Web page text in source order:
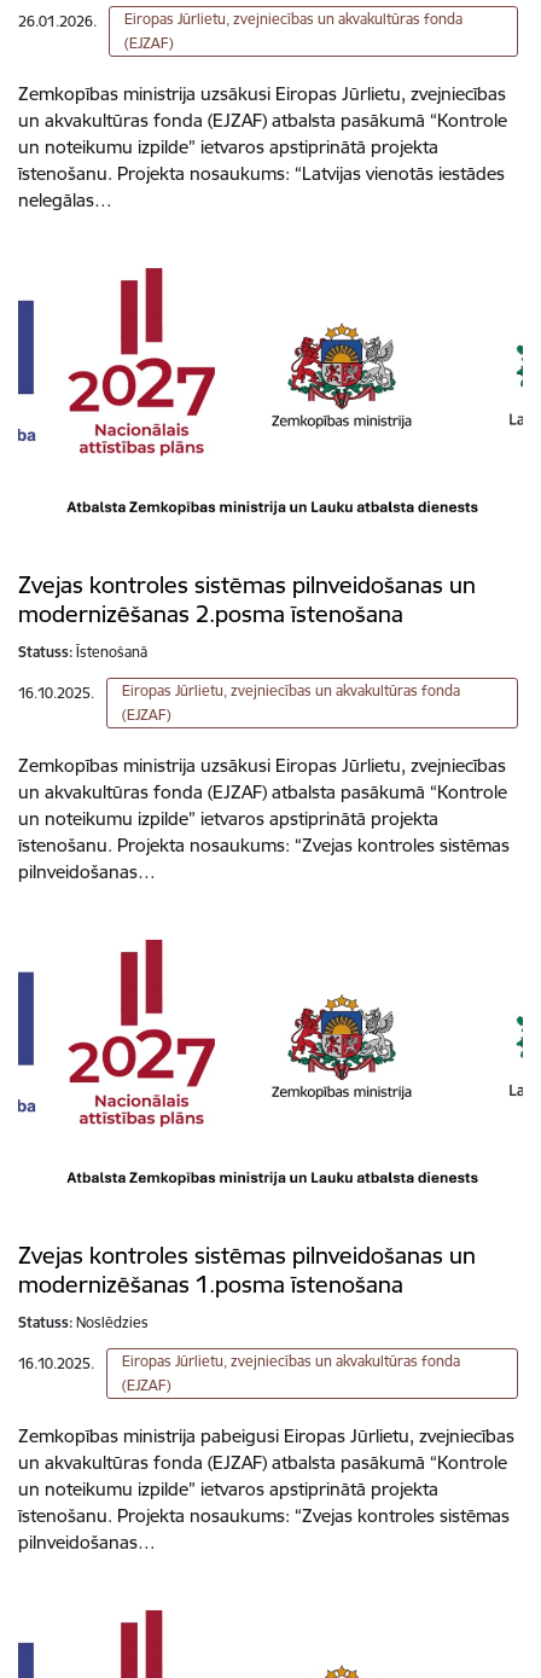
26.01.2026.
Eiropas Jūrlietu, zvejniecības un akvakultūras fonda
(EJZAF)
Zemkopības ministrija uzsākusi Eiropas Jūrlietu, zvejniecības
un akvakultūras fonda (EJZAF) atbalsta pasākumā “Kontrole
un noteikumu izpilde” ietvaros apstiprinātā projekta
īstenošanu. Projekta nosaukums: “Latvijas vienotās iestādes
nelegālas…
Zvejas kontroles sistēmas pilnveidošanas un
modernizēšanas 2.posma īstenošana
Statuss: Īstenošanā
16.10.2025.
Eiropas Jūrlietu, zvejniecības un akvakultūras fonda
(EJZAF)
Zemkopības ministrija uzsākusi Eiropas Jūrlietu, zvejniecības
un akvakultūras fonda (EJZAF) atbalsta pasākumā “Kontrole
un noteikumu izpilde” ietvaros apstiprinātā projekta
īstenošanu. Projekta nosaukums: “Zvejas kontroles sistēmas
pilnveidošanas…
Zvejas kontroles sistēmas pilnveidošanas un
modernizēšanas 1.posma īstenošana
Statuss: Noslēdzies
16.10.2025.
Eiropas Jūrlietu, zvejniecības un akvakultūras fonda
(EJZAF)
Zemkopības ministrija pabeigusi Eiropas Jūrlietu, zvejniecības
un akvakultūras fonda (EJZAF) atbalsta pasākumā “Kontrole
un noteikumu izpilde” ietvaros apstiprinātā projekta
īstenošanu. Projekta nosaukums: “Zvejas kontroles sistēmas
pilnveidošanas…